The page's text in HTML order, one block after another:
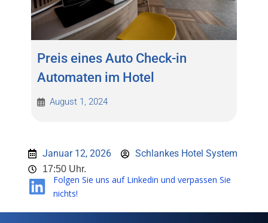
Preis eines Auto Check-in
Automaten im Hotel
August 1, 2024
Januar 12, 2026 Schlankes Hotel System
17:50 Uhr.
Folgen Sie uns auf Linkedin und verpassen Sie
nichts!